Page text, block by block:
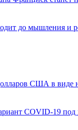
до мышления и
США в
COVID-19 под